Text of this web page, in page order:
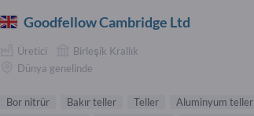
Goodfellow Cambridge Ltd
Üretici
Birleşik Krallık
Dünya genelinde
Bor nitrür Bakır teller Teller Aluminyum teller